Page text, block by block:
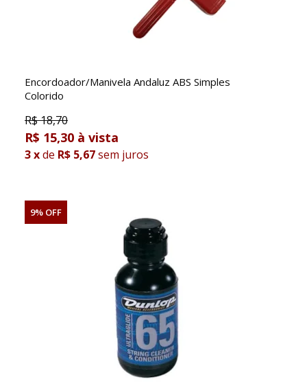
Encordoador/Manivela Andaluz ABS Simples
Colorido
R$18,70
R$ 15,30
3xde R$ 5,67sem juros
9% OFF